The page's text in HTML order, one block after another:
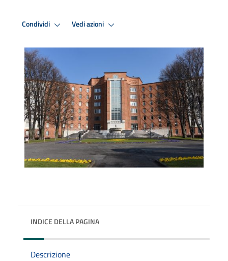
Condividi Vedi azioni
INDICE DELLA PAGINA
Descrizione